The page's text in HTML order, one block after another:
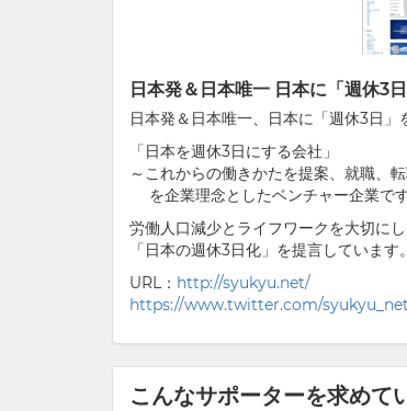
日本発＆日本唯一 日本に「週休3
日本発＆日本唯一、日本に「週休3日
「日本を週休3日にする会社」
～これからの働きかたを提案、就職、
を企業理念としたベンチャー企業です
労働人口減少とライフワークを大切に
「日本の週休3日化」を提言しています。
URL： http://syukyu.net/
https://www.twitter.com/syukyu_net
こんなサポーターを求めて